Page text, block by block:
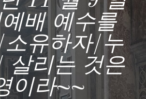
배 예수를
소유하자/누
살리는 것은
이라~~